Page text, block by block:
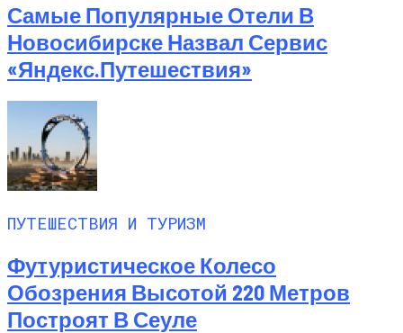
Самые Популярные Отели В
Новосибирске Назвал Сервис
«Яндекс.Путешествия»
ПУТЕШЕСТВИЯ И ТУРИЗМ
Футуристическое Колесо
Обозрения Высотой 220 Метров
Построят В Сеуле